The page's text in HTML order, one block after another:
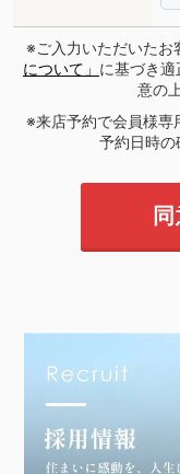
※ご入力いただいたお
について」 に基づき
意の
※来店予約で会員様専
予約日時の